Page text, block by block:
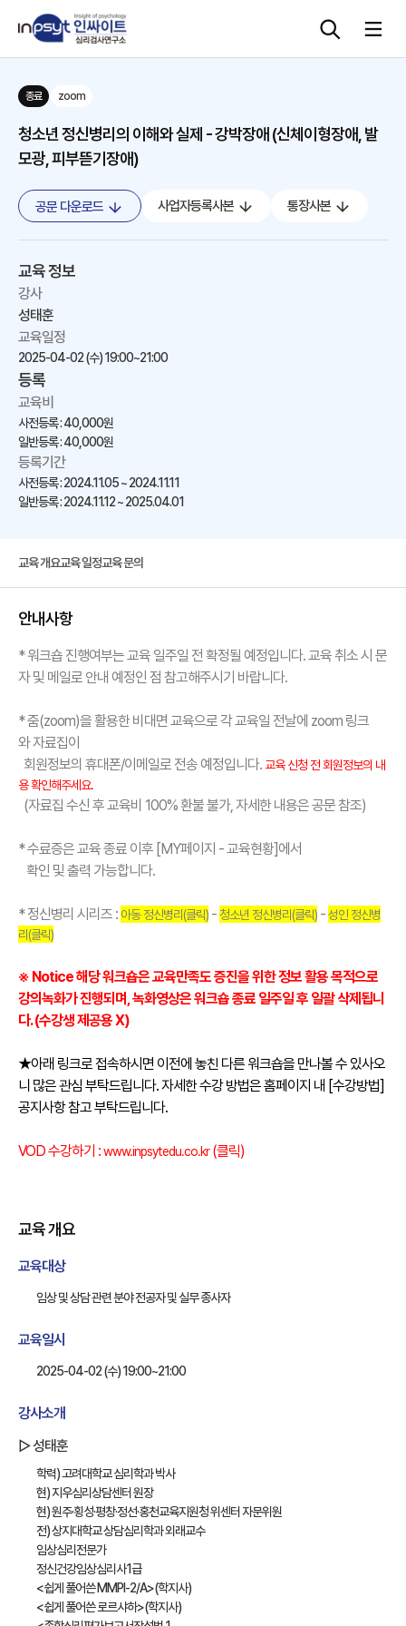
심리검사
상담도구
교육 워크숍
단체검사
종료 zoom
청소년 정신병리의 이해와 실제 - 강박장애 (신체이형장애, 발
모광, 피부뜯기장애)
교육 정보
강사
성태훈
교육일정
2025-04-02 (수)19:00~21:00
등록
교육비
사전등록 : 40,000원
일반등록 : 40,000원
등록기간
사전등록 : 2024.11.05 ~ 2024.11.11
일반등록 : 2024.11.12 ~ 2025.04.01
공문 다운로드 사업자등록사본 통장사본
교육 개요교육 일정교육 문의
안내사항
* 워크숍 진행여부는 교육 일주일 전 확정될 예정입니다. 교육 취소 시 문
자 및 메일로 안내 예정인 점 참고해주시기 바랍니다.
* 줌(zoom)을 활용한 비대면 교육으로각 교육일 전날에 zoom 링크
와자료집이
회원정보의 휴대폰/이메일로 전송 예정입니다. 교육 신청 전 회원정보의 내
용 확인해주세요.
(자료집 수신 후 교육비 100% 환불 불가, 자세한 내용은 공문 참조)
* 수료증은 교육 종료 이후 [MY페이지 - 교육현황]에서
확인 및 출력 가능합니다.
* 정신병리 시리즈 : 아동 정신병리(클릭) - 청소년 정신병리(클릭) -성인 정신병
리(클릭)
※ Notice 해당 워크숍은 교육만족도 증진을 위한 정보 활용 목적으로
강의녹화가 진행되며, 녹화영상은 워크숍 종료 일주일 후 일괄 삭제됩니
다. (수강생 제공용 X)
★아래 링크로 접속하시면 이전에 놓친 다른 워크숍을 만나볼 수 있사오
니 많은 관심 부탁드립니다. 자세한 수강 방법은 홈페이지 내 [수강방법]
공지사항 참고 부탁드립니다.
VOD 수강하기 :www.inpsytedu.co.kr(클릭)
교육 개요
교육대상
임상 및 상담 관련 분야 전공자 및 실무 종사자
교육일시
2025-04-02 (수) 19:00~21:00
강사소개
▷ 성태훈
학력) 고려대학교 심리학과 박사
현) 지우심리상담센터 원장
현) 원주·횡성·평창·정선·홍천교육지원청 위센터 자문위원
전) 상지대학교 상담심리학과 외래교수
임상심리전문가
정신건강임상심리사1급
<쉽게 풀어쓴 MMPI-2/A>(학지사)
<쉽게 풀어쓴 로르샤하>(학지사)